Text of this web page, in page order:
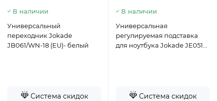
В наличии
Универсальный
переходник Jokade
JB061/WN-18 (EU)- белый
Система скидок
В наличии
Универсальная
регулируемая подставка
для ноутбука Jokade JE051
Система скидок